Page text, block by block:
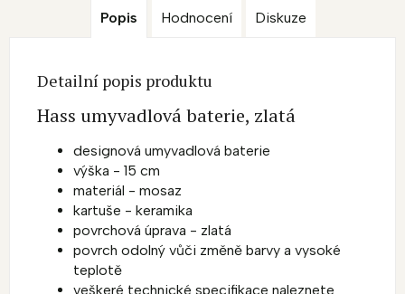
Popis Hodnocení Diskuze
Detailní popis produktu
Hass umyvadlová baterie, zlatá
designová umyvadlová baterie
výška - 15 cm
materiál - mosaz
kartuše - keramika
povrchová úprava - zlatá
povrch odolný vůči změně barvy a vysoké
teplotě
veškeré technické specifikace naleznete